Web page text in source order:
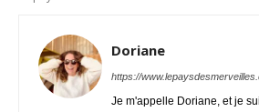
Doriane
https://
Je m'appelle Doriane, et je